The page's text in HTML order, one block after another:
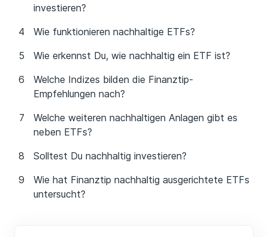
investieren?
Wie funktionieren nachhaltige ETFs?
Wie erkennst Du, wie nachhaltig ein ETF ist?
Welche Indizes bilden die Finanztip-
Empfehlungen nach?
Welche weiteren nachhaltigen Anlagen gibt es
neben ETFs?
Solltest Du nachhaltig investieren?
Wie hat Finanztip nachhaltig ausgerichtete ETFs
untersucht?